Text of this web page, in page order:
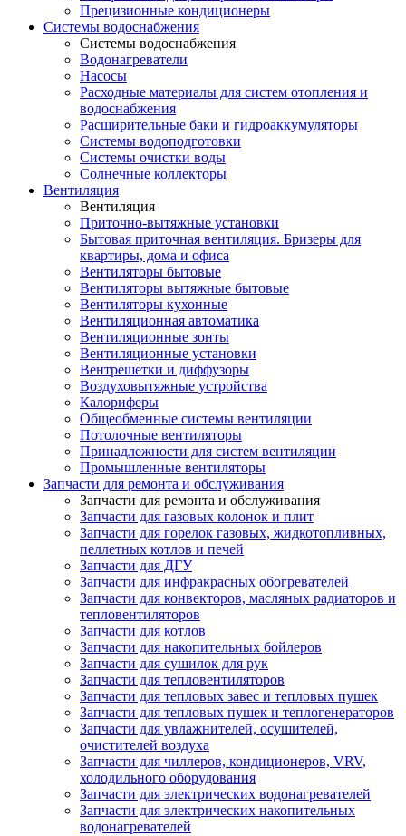
Прецизионные кондиционеры
Системы водоснабжения
Системы водоснабжения
Водонагреватели
Насосы
Расходные материалы для систем отопления и
водоснабжения
Расширительные баки и гидроаккумуляторы
Системы водоподготовки
Системы очистки воды
Солнечные коллекторы
Вентиляция
Вентиляция
Приточно-вытяжные установки
Бытовая приточная вентиляция. Бризеры для
квартиры, дома и офиса
Вентиляторы бытовые
Вентиляторы вытяжные бытовые
Вентиляторы кухонные
Вентиляционная автоматика
Вентиляционные зонты
Вентиляционные установки
Вентрешетки и диффузоры
Воздуховытяжные устройства
Калориферы
Общеобменные системы вентиляции
Потолочные вентиляторы
Принадлежности для систем вентиляции
Промышленные вентиляторы
Запчасти для ремонта и обслуживания
Запчасти для ремонта и обслуживания
Запчасти для газовых колонок и плит
Запчасти для горелок газовых, жидкотопливных,
пеллетных котлов и печей
Запчасти для ДГУ
Запчасти для инфракрасных обогревателей
Запчасти для конвекторов, масляных радиаторов и
тепловентиляторов
Запчасти для котлов
Запчасти для накопительных бойлеров
Запчасти для сушилок для рук
Запчасти для тепловентиляторов
Запчасти для тепловых завес и тепловых пушек
Запчасти для тепловых пушек и теплогенераторов
Запчасти для увлажнителей, осушителей,
очистителей воздуха
Запчасти для чиллеров, кондиционеров, VRV,
холодильного оборудования
Запчасти для электрических водонагревателей
Запчасти для электрических накопительных
водонагревателей